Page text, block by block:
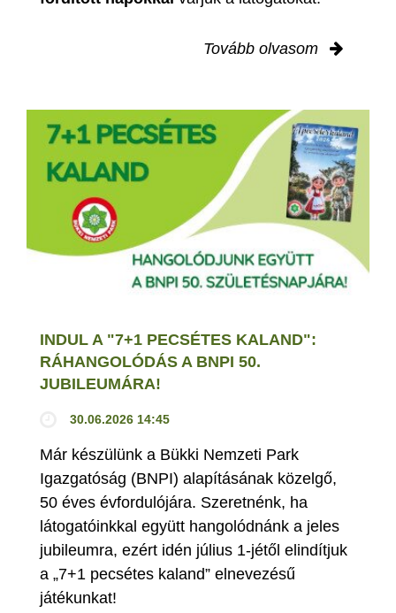
Tovább olvasom
INDUL A "7+1 PECSÉTES KALAND":
RÁHANGOLÓDÁS A BNPI 50.
JUBILEUMÁRA!
30.06.2026 14:45
Már készülünk a Bükki Nemzeti Park
Igazgatóság (BNPI) alapításának közelgő,
50 éves évfordulójára. Szeretnénk, ha
látogatóinkkal együtt hangolódnánk a jeles
jubileumra, ezért idén július 1-jétől elindítjuk
a „7+1 pecsétes kaland” elnevezésű
játékunkat!